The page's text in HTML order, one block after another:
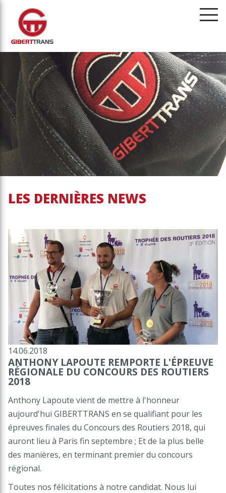
menu
LES DERNIÈRES NEWS
14.06.2018
ANTHONY LAPOUTE REMPORTE L'ÉPREUVE
RÉGIONALE DU CONCOURS DES ROUTIERS
2018
Anthony Lapoute vient de mettre à l'honneur
aujourd'hui GIBERTTRANS en se qualifiant pour les
épreuves finales du Concours des Routiers 2018, qui
auront lieu à Paris fin septembre ; Et de la plus belle
des manières, en terminant premier du concours
régional.
Toutes nos félicitations à notre candidat. Nous lui